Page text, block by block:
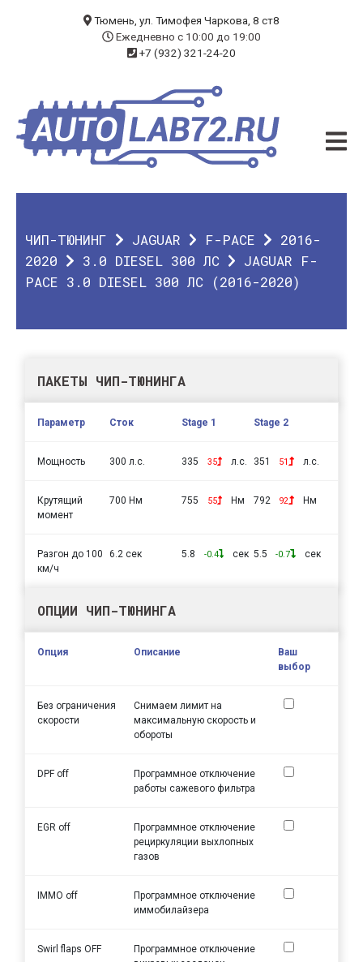
ЧИП-ТЮНИНГ
ДИАГНОСТИКА
О КОМПАНИИ
Тюмень, ул. Тимофея Чаркова, 8 ст8
Ежедневно с 10:00 до 19:00
+7 (932) 321-24-20
ЧИП-ТЮНИНГ JAGUAR F-PACE
2016-
2020
3.0 DIESEL 300 ЛС
JAGUAR F-
PACE 3.0 DIESEL 300 ЛС (2016-2020)
ПАКЕТЫ ЧИП-ТЮНИНГА
Параметр Сток Stage 1 Stage 2
Мощность 300 л.с. 335 35 л.с. 351 51 л.с.
Крутящий
момент
700 Нм 755 55 Нм 792 92 Нм
Разгон до 100
км/ч
6.2 сек 5.8 -0.4 сек 5.5 -0.7 сек
ОПЦИИ ЧИП-ТЮНИНГА
Опция Описание
Ваш
выбор
Без ограничения
скорости
Снимаем лимит на
максимальную скорость и
обороты
DPF off
Программное отключение
работы сажевого фильтра
EGR off
Программное отключение
рециркуляции выхлопных
газов
IMMO off
Программное отключение
иммобилайзера
Swirl flaps OFF
Программное отключение